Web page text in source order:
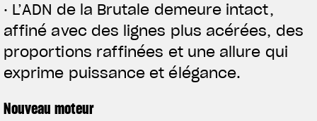
· L’ADN de la Brutale demeure intact,
affiné avec des lignes plus acérées, des
proportions raffinées et une allure qui
exprime puissance et élégance.
Nouveau moteur